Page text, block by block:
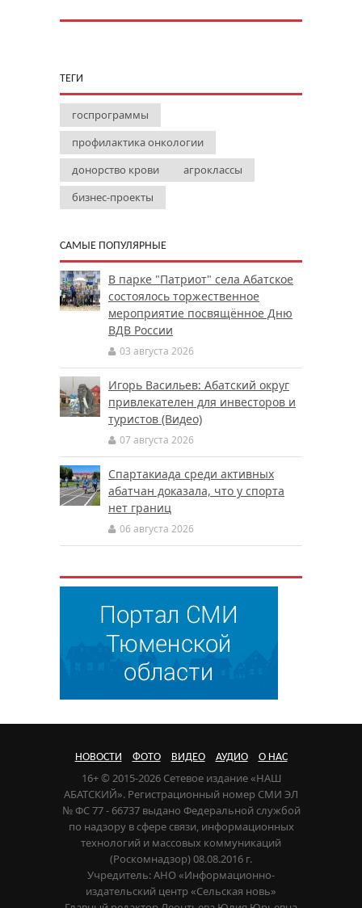
ТЕГИ
госпрограммы
профилактика онкологии
донорство крови
агроклассы
бизнес-проекты
САМЫЕ ПОПУЛЯРНЫЕ
В парке "Патриот" села Абатское
состоялось торжественное
мероприятие посвящённое Дню
ВДВ России
03 августа 2026
Игорь Васильев: Абатский округ
привлекателен для инвесторов и
туристов (Видео)
07 августа 2026
Спартакиада среди активных
абатчан доказала, что у спорта
нет границ
06 августа 2026
НОВОСТИ ФОТО ВИДЕО АУДИО О НАС
16+ © 2015-2026 Сетевое издание «НАШ
АБАТСКИЙ». Регистрационный номер СМИ ЭЛ
№ ФС 77 - 66737 выдано Федеральной службой
по надзору в сфере связи, информационных
технологий и массовых коммуникаций
(Роскомнадзор) 08.08.2016 г.
Учредитель: АНО «Информационно-
издательский центр «Сельская новь»